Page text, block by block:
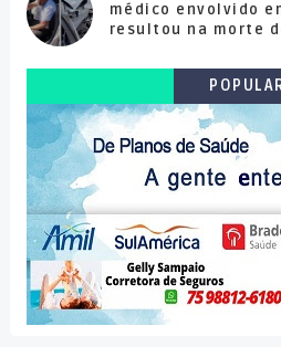
médico envolvido
resultou na morte